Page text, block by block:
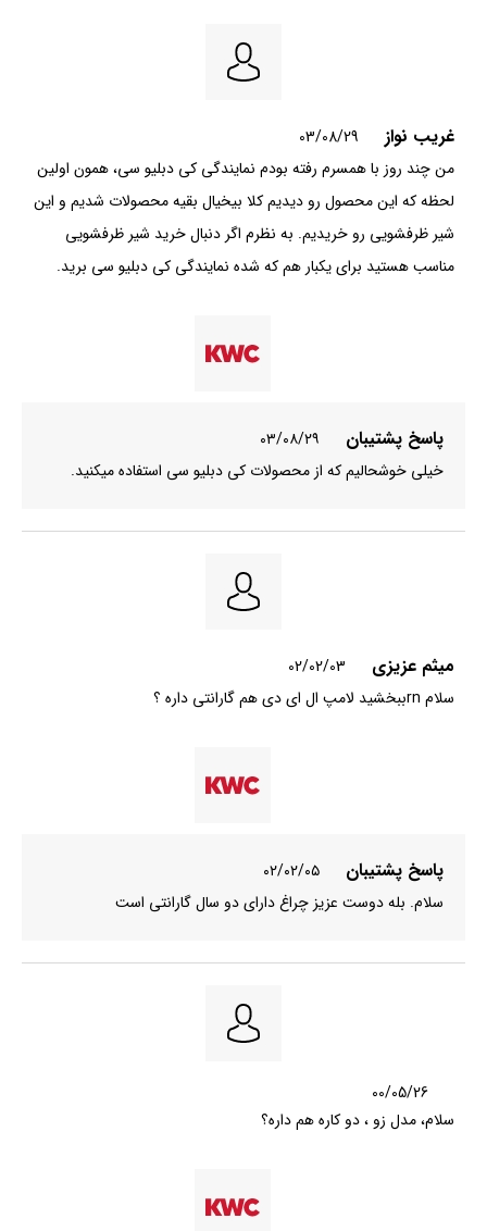
غریب نواز
03/08/29
من چند روز با همسرم رفته بودم نمایندگی کی دبلیو سی، همون اولین
لحظه که این محصول رو دیدیم کلا بیخیال بقیه محصولات شدیم و این
شیر ظرفشویی رو خریدیم. به نظرم اگر دنبال خرید شیر ظرفشویی
مناسب هستید برای یکبار هم که شده نمایندگی کی دبلیو سی برید.
پاسخ پشتیبان
۰۳/۰۸/۲۹
خیلی خوشحالیم که از محصولات کی دبلیو سی استفاده میکنید.
میثم عزیزی
02/02/03
سلام rnببخشید لامپ ال ای دی هم گارانتی داره ؟
پاسخ پشتیبان
۰۲/۰۲/۰۵
سلام. بله دوست عزیز چراغ دارای دو سال گارانتی است
00/05/26
سلام، مدل زو ، دو کاره هم داره؟